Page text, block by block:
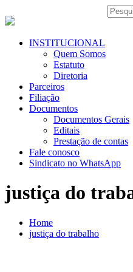
para
conteúdo
por:
Menu
INSTITUCIONAL
Quem Somos
Estatuto
Diretoria
Parceiros
Filiação
Documentos
Documentos Gerais
Editais
Prestação de contas
Fale conosco
Sindicato no WhatsApp
justiça do
Home
justiça do trabalho